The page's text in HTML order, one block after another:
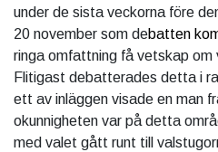
under de sista veckorna före
20 november som debatten
ringa omfattning få vetskap om
Flitigast debatterades detta i
ett av inläggen visade en man
okunnigheten var på detta
med valet gått runt till